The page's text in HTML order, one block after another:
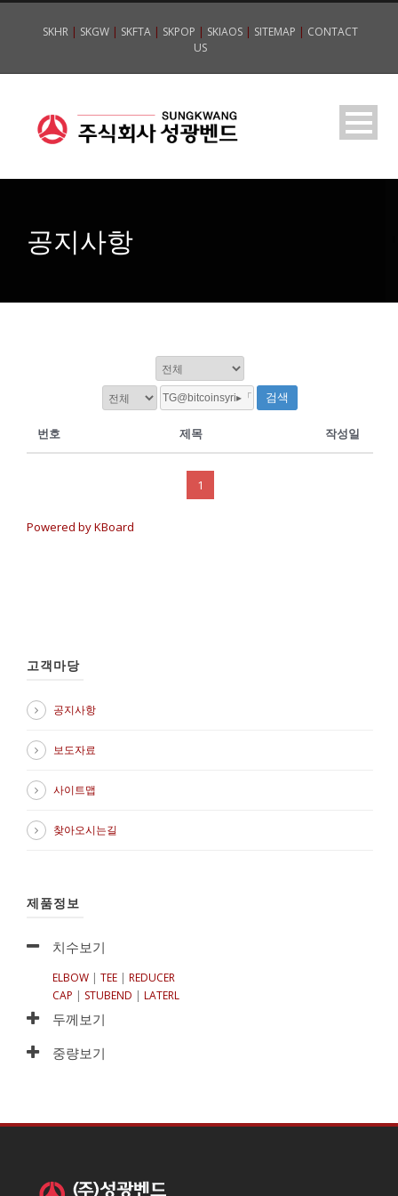
SKHR| SKGW| SKFTA| SKPOP | SKIAOS| SITEMAP | CONTACT
US
공지사항
검색
번호 제목 작성일
1
Powered by KBoard
고객마당
공지사항
보도자료
사이트맵
찾아오시는길
제품정보
치수보기
ELBOW | TEE | REDUCER
CAP | STUBEND | LATERL
두께보기
중량보기